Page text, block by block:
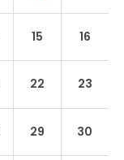
15 16
22 23
29 30